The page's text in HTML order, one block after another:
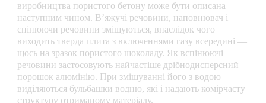
виробництва пористого бетону може бути описана
наступним чином. В’яжучі речовини, наповнювач і
спінюючи речовини змішуються, внаслідок чого
виходить тверда плита з включеннями газу всередині —
щось на зразок пористого шоколаду. Як вспінюючі
речовини застосовують найчастіше дрібнодисперсний
порошок алюмінію. При змішуванні його з водою
виділяються бульбашки водню, які і надають комірчасту
структуру отриманому матеріалу.